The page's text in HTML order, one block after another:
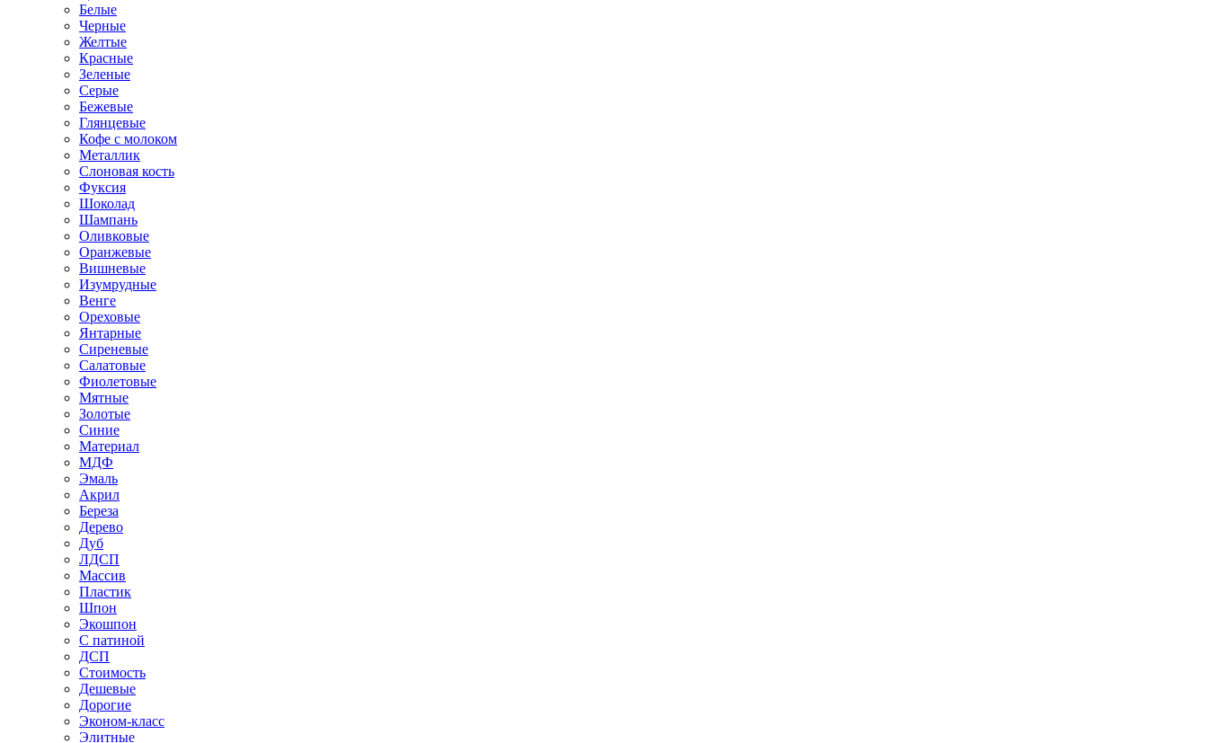
Белые
Черные
Желтые
Красные
Зеленые
Серые
Бежевые
Глянцевые
Кофе с молоком
Металлик
Слоновая кость
Фуксия
Шоколад
Шампань
Оливковые
Оранжевые
Вишневые
Изумрудные
Венге
Ореховые
Янтарные
Сиреневые
Салатовые
Фиолетовые
Мятные
Золотые
Синие
Материал
МДФ
Эмаль
Акрил
Береза
Дерево
Дуб
ЛДСП
Массив
Пластик
Шпон
Экошпон
С патиной
ДСП
Стоимость
Дешевые
Дорогие
Эконом-класс
Элитные